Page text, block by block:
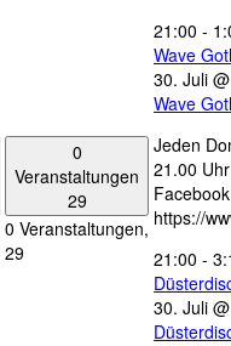
0
Veranstaltungen
29
0 Veranstaltungen,
29
21:00 -
Wave
30. Juli
Wave
Jeden
21.00
https://
21:00 -
30. Juli